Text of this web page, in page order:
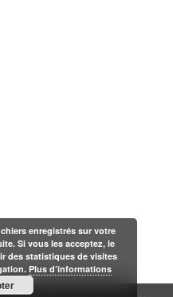
enregistrés sur votre
Si vous les acceptez, le
des statistiques de visites
Plus d’informations